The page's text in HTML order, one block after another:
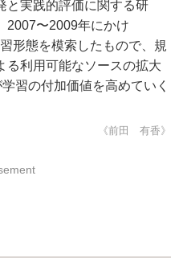
と実践的評価に関する研
2007〜2009年にかけ
形態を模索したもので、規
る利用可能なソースの拡大
習の付加価値を高めていく
《前田 有香》